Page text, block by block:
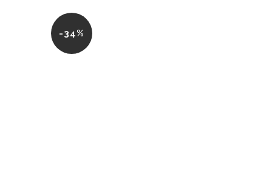
-34%